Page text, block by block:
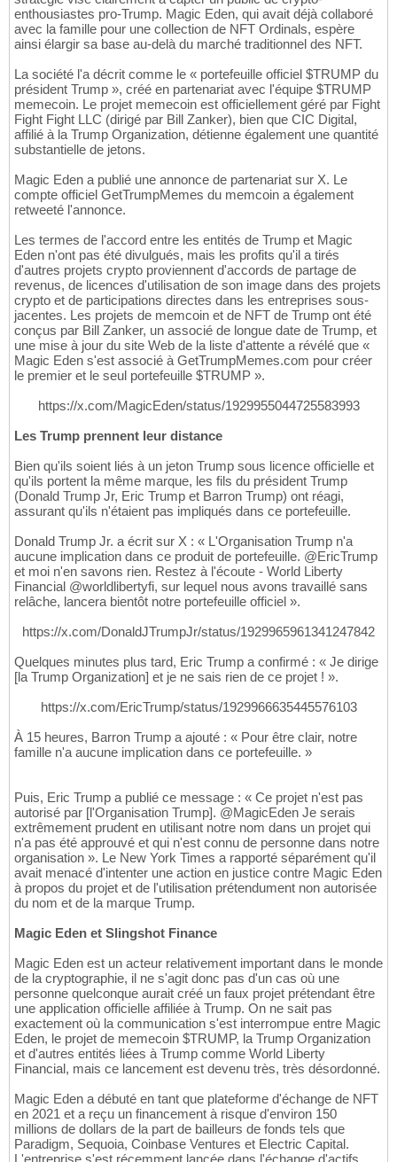
enthousiastes pro-Trump. Magic Eden, qui avait déjà collaboré
avec la famille pour une collection de NFT Ordinals, espère
ainsi élargir sa base au-delà du marché traditionnel des NFT.
La société l'a décrit comme le « portefeuille officiel $TRUMP du
président Trump », créé en partenariat avec l'équipe $TRUMP
memecoin. Le projet memecoin est officiellement géré par Fight
Fight Fight LLC (dirigé par Bill Zanker), bien que CIC Digital,
affilié à la Trump Organization, détienne également une quantité
substantielle de jetons.
Magic Eden a publié une annonce de partenariat sur X. Le
compte officiel GetTrumpMemes du memcoin a également
retweeté l'annonce.
Les termes de l'accord entre les entités de Trump et Magic
Eden n'ont pas été divulgués, mais les profits qu'il a tirés
d'autres projets crypto proviennent d'accords de partage de
revenus, de licences d'utilisation de son image dans des projets
crypto et de participations directes dans les entreprises sous-
jacentes. Les projets de memcoin et de NFT de Trump ont été
conçus par Bill Zanker, un associé de longue date de Trump, et
une mise à jour du site Web de la liste d'attente a révélé que «
Magic Eden s'est associé à GetTrumpMemes.com pour créer
le premier et le seul portefeuille $TRUMP ».
https://x.com/MagicEden/status/1929955044725583993
Les Trump prennent leur distance
Bien qu'ils soient liés à un jeton Trump sous licence officielle et
qu'ils portent la même marque, les fils du président Trump
(Donald Trump Jr, Eric Trump et Barron Trump) ont réagi,
assurant qu'ils n'étaient pas impliqués dans ce portefeuille.
Donald Trump Jr. a écrit sur X : « L'Organisation Trump n'a
aucune implication dans ce produit de portefeuille. @EricTrump
et moi n'en savons rien. Restez à l'écoute - World Liberty
Financial @worldlibertyfi, sur lequel nous avons travaillé sans
relâche, lancera bientôt notre portefeuille officiel ».
https://x.com/DonaldJTrumpJr/status/1929965961341247842
Quelques minutes plus tard, Eric Trump a confirmé : « Je dirige
[la Trump Organization] et je ne sais rien de ce projet ! ».
https://x.com/EricTrump/status/1929966635445576103
À 15 heures, Barron Trump a ajouté : « Pour être clair, notre
famille n'a aucune implication dans ce portefeuille. »
Puis, Eric Trump a publié ce message : « Ce projet n'est pas
autorisé par [l'Organisation Trump]. @MagicEden Je serais
extrêmement prudent en utilisant notre nom dans un projet qui
n'a pas été approuvé et qui n'est connu de personne dans notre
organisation ». Le New York Times a rapporté séparément qu'il
avait menacé d'intenter une action en justice contre Magic Eden
à propos du projet et de l'utilisation prétendument non autorisée
du nom et de la marque Trump.
Magic Eden et Slingshot Finance
Magic Eden est un acteur relativement important dans le monde
de la cryptographie, il ne s'agit donc pas d'un cas où une
personne quelconque aurait créé un faux projet prétendant être
une application officielle affiliée à Trump. On ne sait pas
exactement où la communication s'est interrompue entre Magic
Eden, le projet de memecoin $TRUMP, la Trump Organization
et d'autres entités liées à Trump comme World Liberty
Financial, mais ce lancement est devenu très, très désordonné.
Magic Eden a débuté en tant que plateforme d'échange de NFT
en 2021 et a reçu un financement à risque d'environ 150
millions de dollars de la part de bailleurs de fonds tels que
Paradigm, Sequoia, Coinbase Ventures et Electric Capital.